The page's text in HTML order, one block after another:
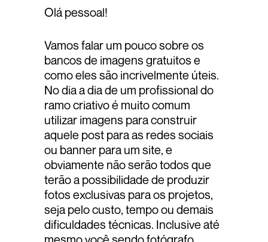
Olá pessoal!
Vamos falar um pouco sobre os
bancos de imagens gratuitos e
como eles são incrivelmente úteis.
No dia a dia de um profissional do
ramo criativo é muito comum
utilizar imagens para construir
aquele post para as redes sociais
ou banner para um site, e
obviamente não serão todos que
terão a possibilidade de produzir
fotos exclusivas para os projetos,
seja pelo custo, tempo ou demais
dificuldades técnicas. Inclusive até